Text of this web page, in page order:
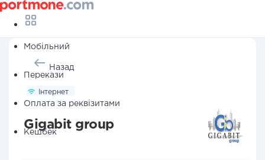
Мобільний
Перекази
Оплата за реквізитами
Кешбек
Назад
Інтернет
Gigabit group